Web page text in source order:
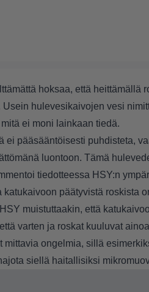
hoksaa, että heittämällä
Usein hulevesikaivojen vesi
ei moni lainkaan tiedä.
ei pääsääntöisesti puhdisteta,
luontoon. Tämä
tiedotteessa HSY:n
katukaivoon päätyvistä roskista
muistuttaakin, että
varten ja roskat kuuluvat
mittavia ongelmia, sillä
siellä haitallisiksi